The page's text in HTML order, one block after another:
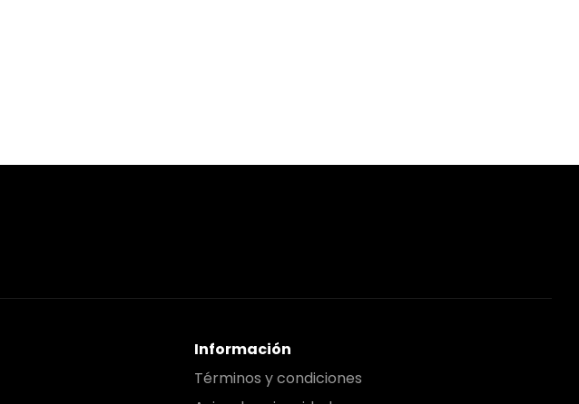
Información
Términos y condiciones